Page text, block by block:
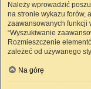
Należy wprowadzić
na stronie wykazu forów,
zaawansowanych funkcji
“Wyszukiwanie
Rozmieszczenie
zależeć od używanego
Na górę